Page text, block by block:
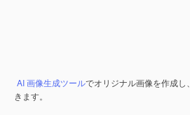
AI 画像生成ツールでオリジナル画像を作成し、
きます。